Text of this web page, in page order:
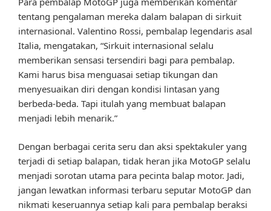
tentang pengalaman mereka dalam balapan di sirkuit
internasional. Valentino Rossi, pembalap legendaris asal
Italia, mengatakan, “Sirkuit internasional selalu
memberikan sensasi tersendiri bagi para pembalap.
Kami harus bisa menguasai setiap tikungan dan
menyesuaikan diri dengan kondisi lintasan yang
berbeda-beda. Tapi itulah yang membuat balapan
menjadi lebih menarik.”
Dengan berbagai cerita seru dan aksi spektakuler yang
terjadi di setiap balapan, tidak heran jika MotoGP selalu
menjadi sorotan utama para pecinta balap motor. Jadi,
jangan lewatkan informasi terbaru seputar MotoGP dan
nikmati keseruannya setiap kali para pembalap beraksi